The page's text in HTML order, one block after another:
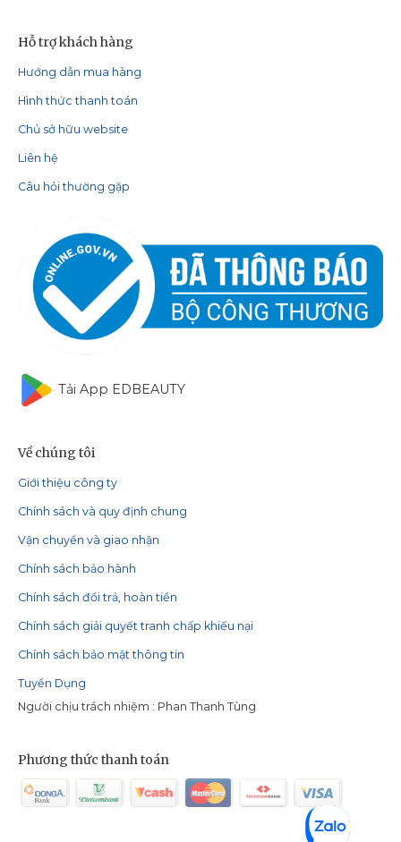
Hỗ trợ khách hàng
Hướng dẫn mua hàng
Hình thức thanh toán
Chủ sở hữu website
Liên hệ
Câu hỏi thường gặp
Tải App EDBEAUTY
Về chúng tôi
Giới thiệu công ty
Chính sách và quy định chung
Vận chuyển và giao nhận
Chính sách bảo hành
Chính sách đổi trả, hoàn tiền
Chính sách giải quyết tranh chấp khiếu nại
Chính sách bảo mật thông tin
Tuyển Dụng
Người chịu trách nhiệm : Phan Thanh Tùng
Phương thức thanh toán